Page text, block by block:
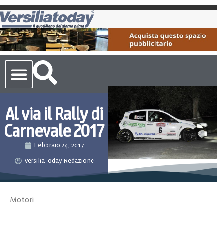
Al via il Rally di
Carnevale 2017
Febbraio 24, 2017
VersiliaToday Redazione
Motori